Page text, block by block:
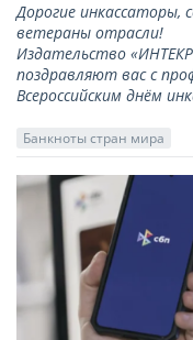
Дорогие инкассаторы,
ветераны отрасли!
Издательство
поздравляют вас с
Всероссийским днём
Банкноты стран мира